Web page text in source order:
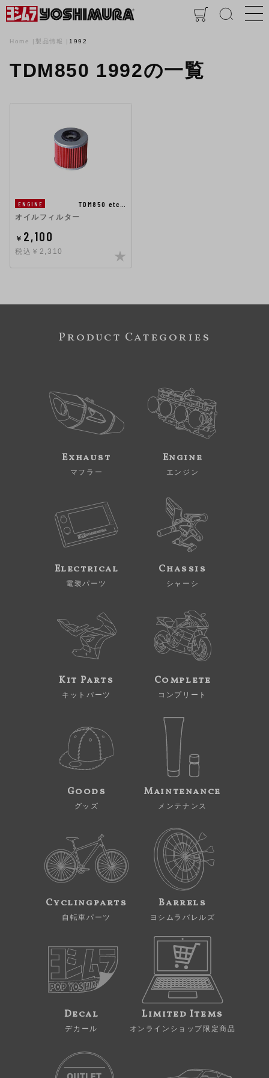
Home 製品情報 1992
TDM850 1992の一覧
ENGINE
TDM850 etc…
オイルフィルター
￥ 2,100
税込￥2,310
Product Categories
Exhaust
マフラー
Engine
エンジン
Electrical
電装パーツ
Chassis
シャーシ
Kit Parts
キットパーツ
Complete
コンプリート
Goods
グッズ
Maintenance
メンテナンス
Cyclingparts
自転車パーツ
Barrels
ヨシムラバレルズ
Decal
デカール
Limited Items
オンラインショップ限定商品